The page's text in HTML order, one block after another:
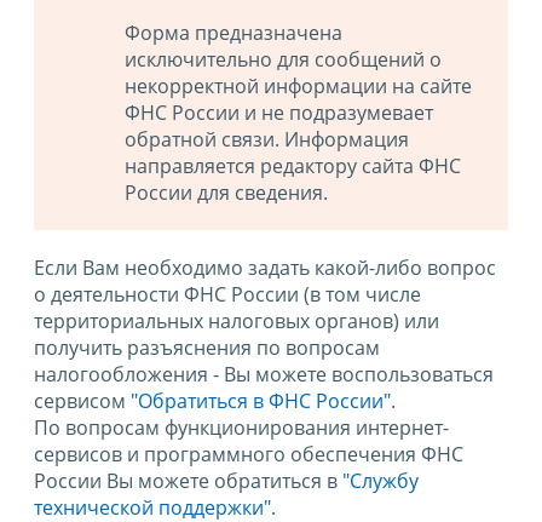
Форма предназначена
исключительно для сообщений о
некорректной информации на сайте
ФНС России и не подразумевает
обратной связи. Информация
направляется редактору сайта ФНС
России для сведения.
Если Вам необходимо задать какой-либо вопрос
о деятельности ФНС России (в том числе
территориальных налоговых органов) или
получить разъяснения по вопросам
налогообложения - Вы можете воспользоваться
сервисом "Обратиться в ФНС России".
По вопросам функционирования интернет-
сервисов и программного обеспечения ФНС
России Вы можете обратиться в "Службу
технической поддержки".